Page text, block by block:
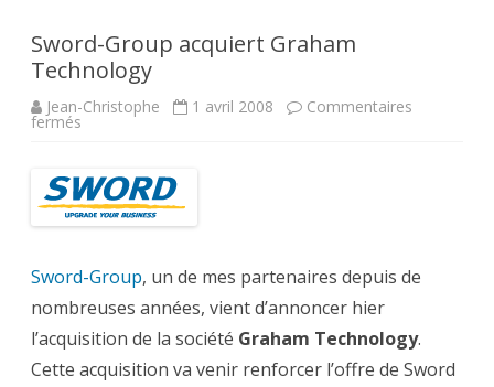
Sword-Group acquiert Graham
Technology
Jean-Christophe 1 avril 2008 Commentaires
fermés
Graham
Technology
Sword-Group, un de mes partenaires depuis de
nombreuses années, vient d’annoncer hier
l’acquisition de la société Graham Technology.
Cette acquisition va venir renforcer l’offre de Sword